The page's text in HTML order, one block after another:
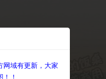
网域有更新，大家
！